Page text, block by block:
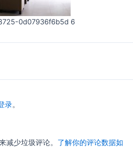
0d07936f6b5d 6
录。
减少垃圾评论。 了解你的评论数据如